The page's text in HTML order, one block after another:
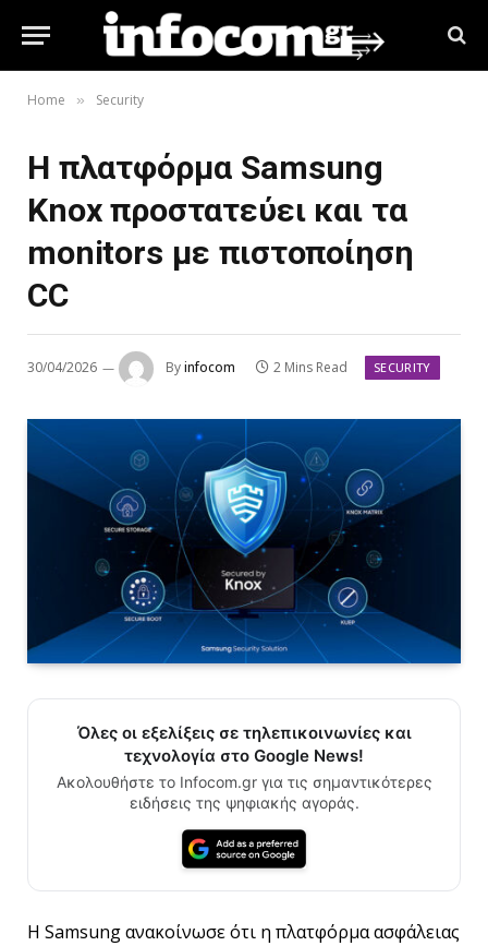
Home » Security
Η πλατφόρμα Samsung
Knox προστατεύει και τα
monitors με πιστοποίηση
CC
30/04/2026 Byinfocom 2 Mins Read SECURITY
Όλες οι εξελίξεις σε τηλεπικοινωνίες και
τεχνολογία στο Google News!
Ακολουθήστε το Infocom.gr για τις σημαντικότερες
ειδήσεις της ψηφιακής αγοράς.
Η Samsung ανακοίνωσε ότι η πλατφόρμα ασφάλειας